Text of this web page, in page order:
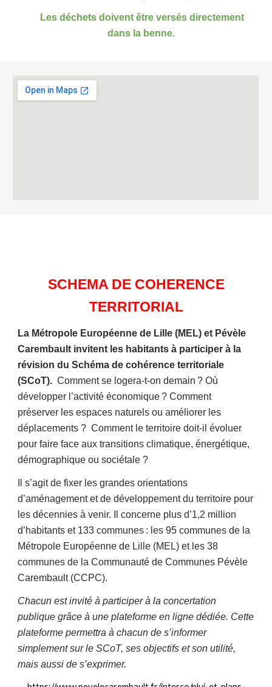
Les déchets doivent être versés directement
dans la benne.
SCHEMA DE COHERENCE
TERRITORIAL
La Métropole Européenne de Lille (MEL) et Pévèle
Carembault invitent les habitants à participer à la
révision du Schéma de cohérence territoriale
(SCoT). Comment se logera-t-on demain ? Où
développer l’activité économique ? Comment
préserver les espaces naturels ou améliorer les
déplacements ? Comment le territoire doit-il évoluer
pour faire face aux transitions climatique, énergétique,
démographique ou sociétale ?
Il s’agit de fixer les grandes orientations
d’aménagement et de développement du territoire pour
les décennies à venir. Il concerne plus d’1,2 million
d’habitants et 133 communes : les 95 communes de la
Métropole Européenne de Lille (MEL) et les 38
communes de la Communauté de Communes Pévèle
Carembault (CCPC).
Chacun est invité à participer à la concertation
publique grâce à une plateforme en ligne dédiée. Cette
plateforme permettra à chacun de s’informer
simplement sur le SCoT, ses objectifs et son utilité,
mais aussi de s’exprimer.